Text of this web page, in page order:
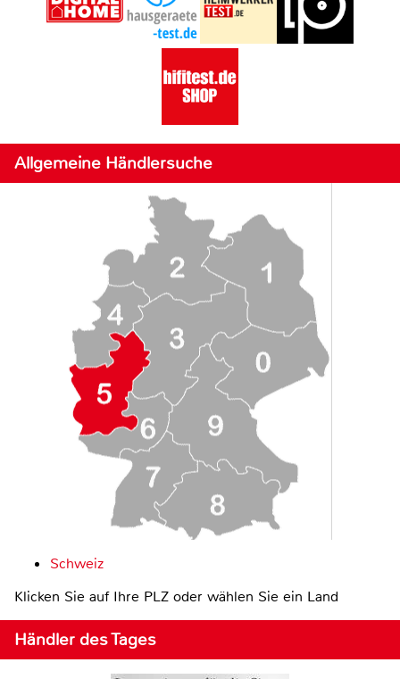
Allgemeine Händlersuche
Schweiz
Klicken Sie auf Ihre PLZ oder wählen Sie ein Land
Händler des Tages